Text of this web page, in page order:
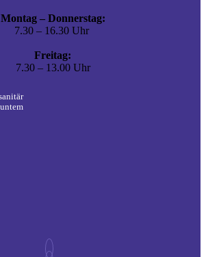
Montag – Donnerstag:
7.30 – 16.30 Uhr
Freitag:
7.30 – 13.00 Uhr